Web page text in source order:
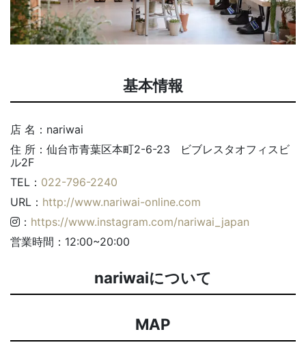
基本情報
店 名：nariwai
住 所：仙台市青葉区本町2-6-23 ビブレスタオフィスビ
ル2F
TEL： 022-796-2240
URL： http://www.nariwai-online.com
： https://www.instagram.com/nariwai_japan
営業時間：12:00~20:00
nariwaiについて
MAP